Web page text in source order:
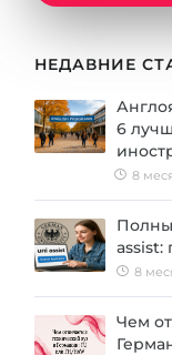
Города
Примеры
КАРЬЕРНОЕ
Тест Карта
Инженерия
Менеджмент
Другая
Россия
НЕДАВНИЕ
6
8
assist:
8
Чем